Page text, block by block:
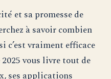
et sa promesse de
à savoir combien
c’est vraiment efficace
vous livre tout de
ses applications